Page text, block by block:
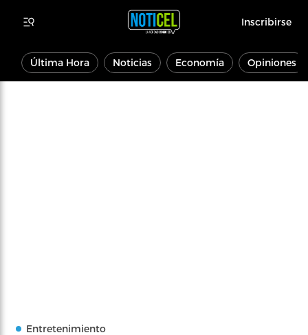
Inscribirse
Última Hora Noticias Economía Opiniones
Entretenimiento